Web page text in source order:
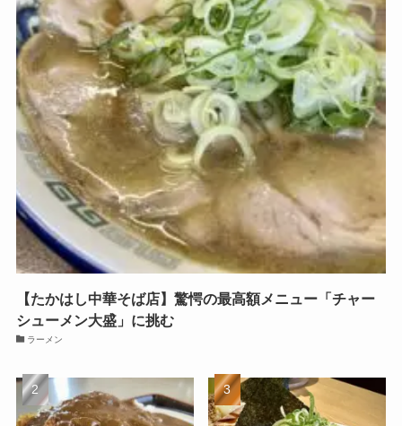
【たかはし中華そば店】驚愕の最高額メニュー「チャー
シューメン大盛」に挑む
ラーメン